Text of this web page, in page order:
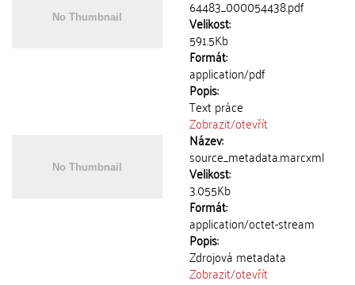
64483_000054438.pdf
Velikost:
591.5Kb
Formát:
application/pdf
Popis:
Text práce
Zobrazit/otevřít
Název:
source_metadata.marcxml
Velikost:
3.055Kb
Formát:
application/octet-stream
Popis:
Zdrojová metadata
Zobrazit/otevřít